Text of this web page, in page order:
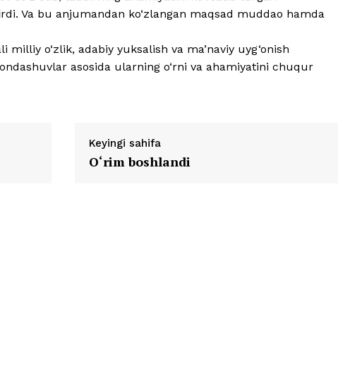
Va bu anjumandan ko‘zlangan maqsad muddao hamda
o‘zlik, adabiy yuksalish va ma’naviy uyg‘onish
asosida ularning o‘rni va ahamiyatini chuqur
Keyingi sahifa
O‘rim boshlandi